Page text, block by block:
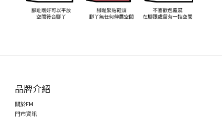
品牌介紹
關於FM
門市資訊